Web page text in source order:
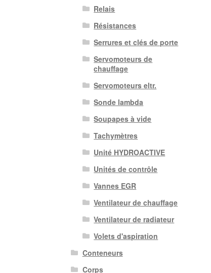
Relais
Résistances
Serrures et clés de porte
Servomoteurs de
chauffage
Servomoteurs eltr.
Sonde lambda
Soupapes à vide
Tachymètres
Unité HYDROACTIVE
Unités de contrôle
Vannes EGR
Ventilateur de chauffage
Ventilateur de radiateur
Volets d'aspiration
Conteneurs
Corps